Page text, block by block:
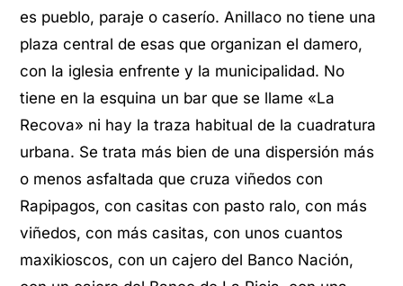
es pueblo, paraje o caserío. Anillaco no tiene una
plaza central de esas que organizan el damero,
con la iglesia enfrente y la municipalidad. No
tiene en la esquina un bar que se llame «La
Recova» ni hay la traza habitual de la cuadratura
urbana. Se trata más bien de una dispersión más
o menos asfaltada que cruza viñedos con
Rapipagos, con casitas con pasto ralo, con más
viñedos, con más casitas, con unos cuantos
maxikioscos, con un cajero del Banco Nación,